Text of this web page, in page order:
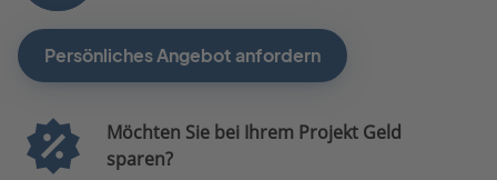
Persönliches Angebot anfordern
Möchten Sie bei Ihrem Projekt Geld
sparen?